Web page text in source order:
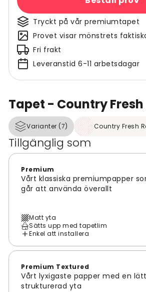
Tapet - Country Fresh
Varianter (7) Country Fresh
Tillgänglig som
Premium
Vårt klassiska premiumpapper
går att använda överallt
Matt yta
Sätts upp med tapetlim
Enkel att installera
Premium Textured
Vårt lyxigaste papper med en lätt
strukturerad yta
Tryckt på vår premiumtapet
Provet visar mönstrets
Fri frakt
Leveranstid 6-11 arbetsdagar